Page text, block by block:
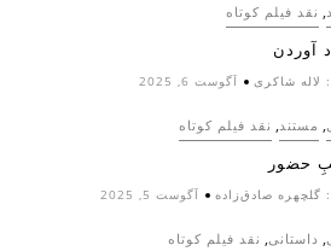
, نقد فیلم کوتاه
آوردن
لاله شاکری آگوست 6, 2025
, مستند, نقد فیلم کوتاه
حضور
گلچهره صادق‌زاده آگوست 5, 2025
, داستانی, نقد فیلم کوتاه